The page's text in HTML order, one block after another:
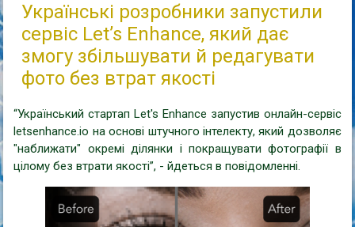
Українські розробники запустили
сервіс Let’s Enhance, який дає
змогу збільшувати й редагувати
фото без втрат якості
“Український стартап Let's Enhance запустив онлайн-сервіс
letsenhance.io на основі штучного інтелекту, який дозволяє
"наближати" окремі ділянки і покращувати фотографії в
цілому без втрати якості”, - йдеться в повідомленні.